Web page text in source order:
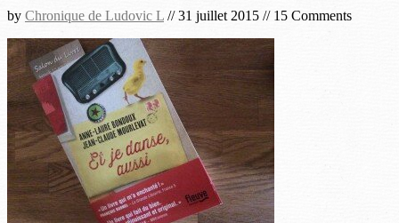
by Chronique de Ludovic L //31 juillet 2015 // 15 Comments